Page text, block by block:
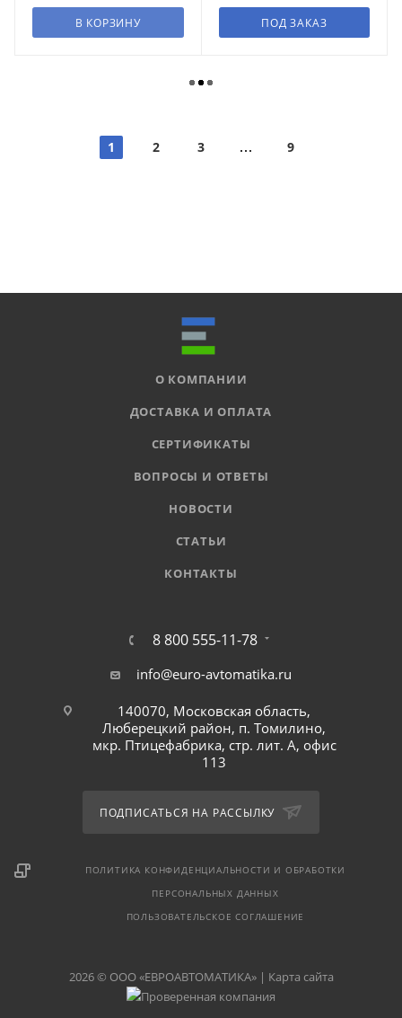
В КОРЗИНУ
Мелкоопт
По запросу
ПОД ЗАКАЗ
1 2 3 9
О КОМПАНИИ
ДОСТАВКА И ОПЛАТА
СЕРТИФИКАТЫ
ВОПРОСЫ И ОТВЕТЫ
НОВОСТИ
СТАТЬИ
КОНТАКТЫ
8 800 555-11-78
info@euro-avtomatika.ru
140070, Московская область,
Люберецкий район, п. Томилино,
мкр. Птицефабрика, стр. лит. А, офис
113
ПОДПИСАТЬСЯ НА РАССЫЛКУ
ПОЛИТИКА КОНФИДЕНЦИАЛЬНОСТИ И ОБРАБОТКИ
ПЕРСОНАЛЬНЫХ ДАННЫХ
ПОЛЬЗОВАТЕЛЬСКОЕ СОГЛАШЕНИЕ
2026 © ООО «ЕВРОАВТОМАТИКА» | Карта сайта